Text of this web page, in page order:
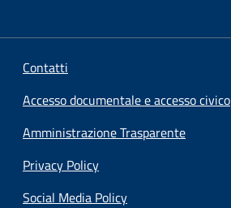
Contatti
Accesso documentale e accesso civico
Amministrazione Trasparente
Privacy Policy
Social Media Policy